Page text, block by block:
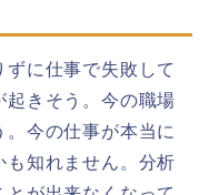
に仕事で失敗して
起きそう。今の職場
今の仕事が本当に
も知れません。分析